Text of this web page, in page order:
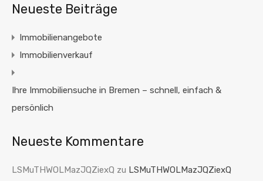
Neueste Beiträge
Immobilienangebote
Immobilienverkauf
Ihre Immobiliensuche in Bremen – schnell, einfach &
persönlich
Neueste Kommentare
LSMuTHWOLMazJQZiexQ zu LSMuTHWOLMazJQZiexQ